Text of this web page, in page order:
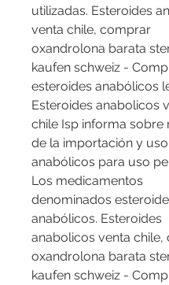
utilizadas. Esteroides
venta chile, comprar
oxandrolona barata
kaufen schweiz -
esteroides anabólicos
Esteroides anabolicos
chile Isp informa sobre
de la importación y
anabólicos para uso
Los medicamentos
denominados
anabólicos. Esteroides
anabolicos venta chile,
oxandrolona barata
kaufen schweiz -